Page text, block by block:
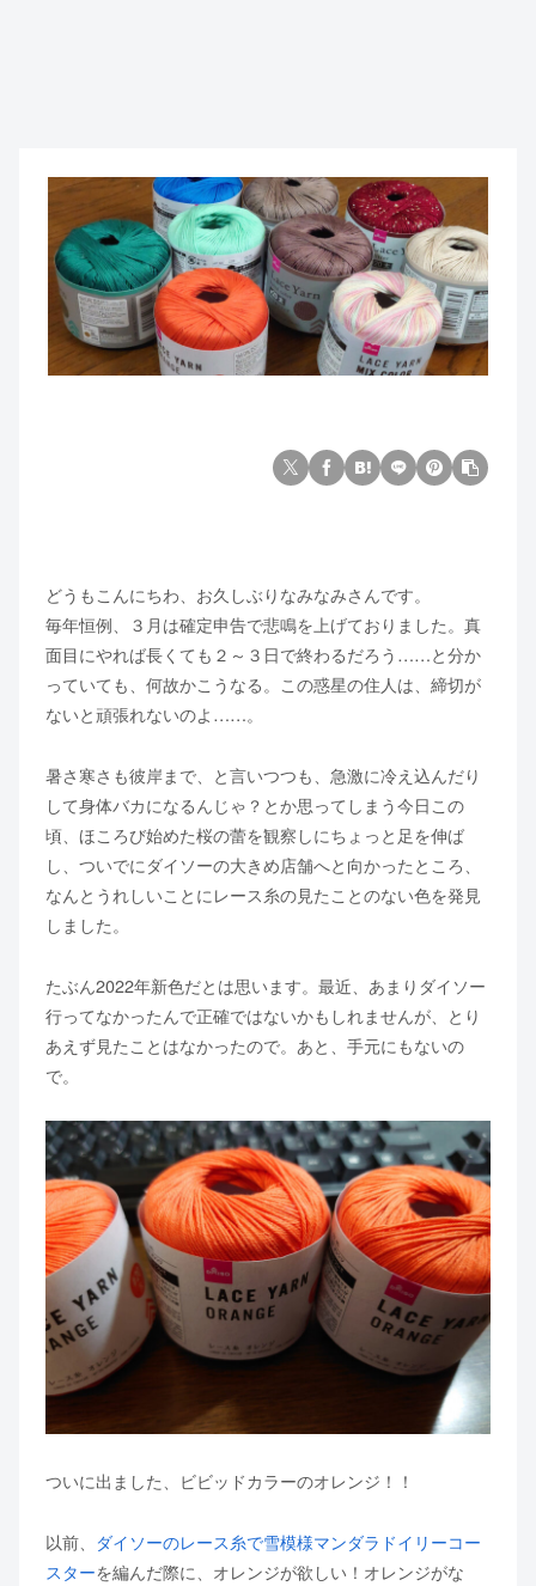
どうもこんにちわ、お久しぶりなみなみさんです。
毎年恒例、３月は確定申告で悲鳴を上げておりました。真
面目にやれば長くても２～３日で終わるだろう……と分か
っていても、何故かこうなる。この惑星の住人は、締切が
ないと頑張れないのよ……。
暑さ寒さも彼岸まで、と言いつつも、急激に冷え込んだり
して身体バカになるんじゃ？とか思ってしまう今日この
頃、ほころび始めた桜の蕾を観察しにちょっと足を伸ば
し、ついでにダイソーの大きめ店舗へと向かったところ、
なんとうれしいことにレース糸の見たことのない色を発見
しました。
たぶん2022年新色だとは思います。最近、あまりダイソー
行ってなかったんで正確ではないかもしれませんが、とり
あえず見たことはなかったので。あと、手元にもないの
で。
ついに出ました、ビビッドカラーのオレンジ！！
以前、
ダイソーのレース糸で雪模様マンダラドイリーコー
スターを編んだ際に、オレンジが欲しい！オレンジがな